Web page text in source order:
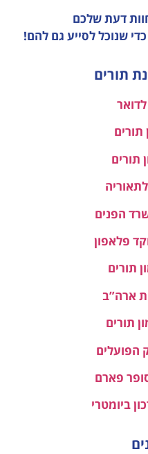
דעתשלכם
שנוכל לסייע גם להם!
תורים
לדואר
תורים
תורים
הפנים
פלאפון
תורים
ארה”ב
תורים
הפועלים
פארם
ביומטרי